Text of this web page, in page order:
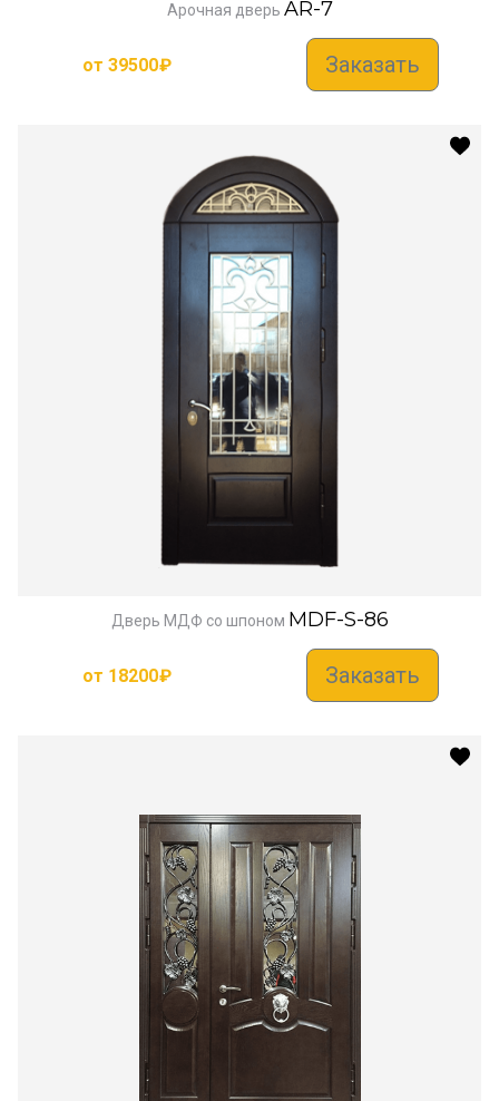
Арочная дверь AR-7
от 39500₽ Заказать
Дверь МДФ со шпоном MDF-S-86
от 18200₽ Заказать